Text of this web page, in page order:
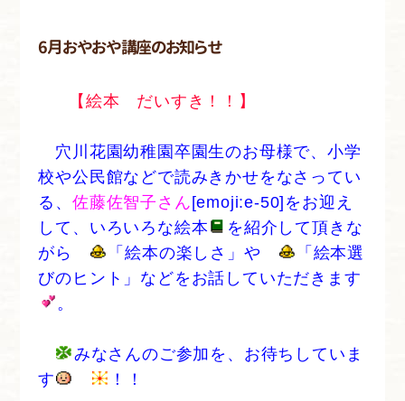
6月おやおや講座のお知らせ
【絵本 だいすき！！】
穴川花園幼稚園卒園生のお母様で、小学
校や公民館などで読みきかせをなさってい
る、佐藤佐智子さん [emoji:e-50]をお迎え
して、いろいろな絵本
を紹介して頂きな
がら
「絵本の楽しさ」や
「絵本選
びのヒント」などをお話していただきます
。
みなさんのご参加を、お待ちしていま
す
！！